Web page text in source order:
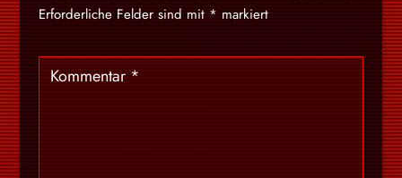
Erforderliche Felder sind mit*markiert